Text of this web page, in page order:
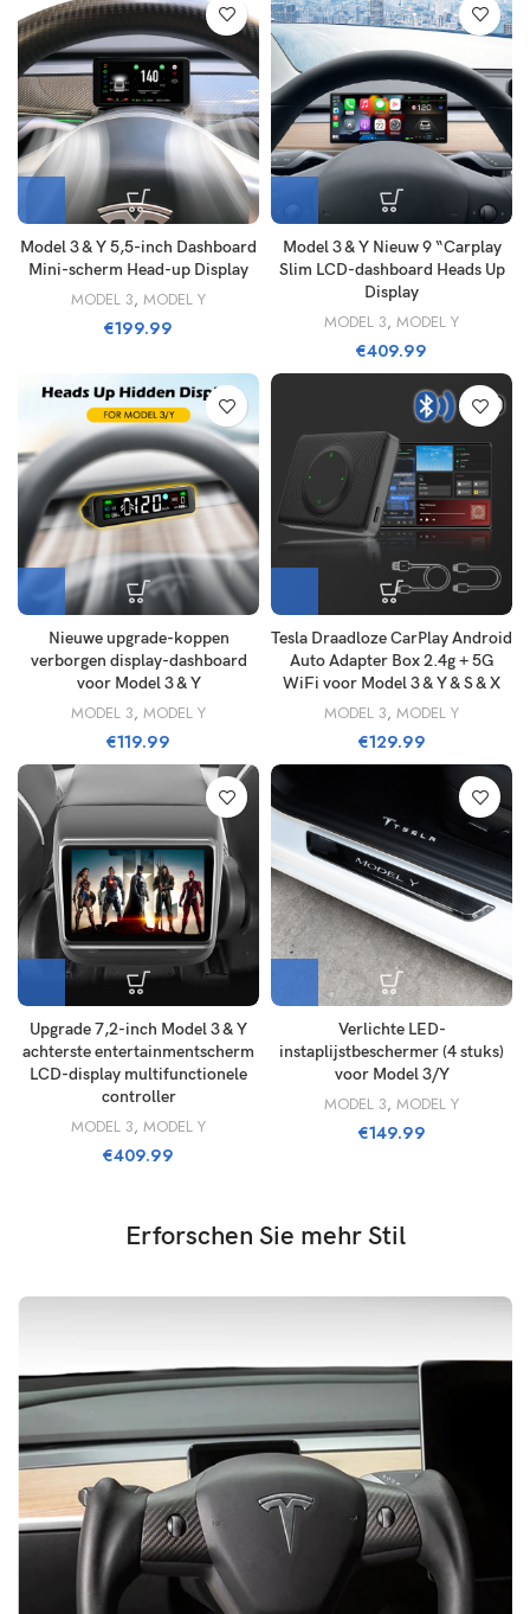
Model 3 & Y 5,5-inch Dashboard
Mini-scherm Head-up Display
MODEL 3, MODEL Y
€199.99
Model 3 & Y Nieuw 9 “Carplay
Slim LCD-dashboard Heads Up
Display
MODEL 3, MODEL Y
€409.99
Nieuwe upgrade-koppen
verborgen display-dashboard
voor Model 3 & Y
MODEL 3, MODEL Y
€119.99
Tesla Draadloze CarPlay Android
Auto Adapter Box 2.4g + 5G
WiFi voor Model 3 & Y & S & X
MODEL 3, MODEL Y
€129.99
Upgrade 7,2-inch Model 3 & Y
achterste entertainmentscherm
LCD-display multifunctionele
controller
MODEL 3, MODEL Y
€409.99
Verlichte LED-
instaplijstbeschermer (4 stuks)
voor Model 3/Y
MODEL 3, MODEL Y
€149.99
Erforschen Sie mehr Stil